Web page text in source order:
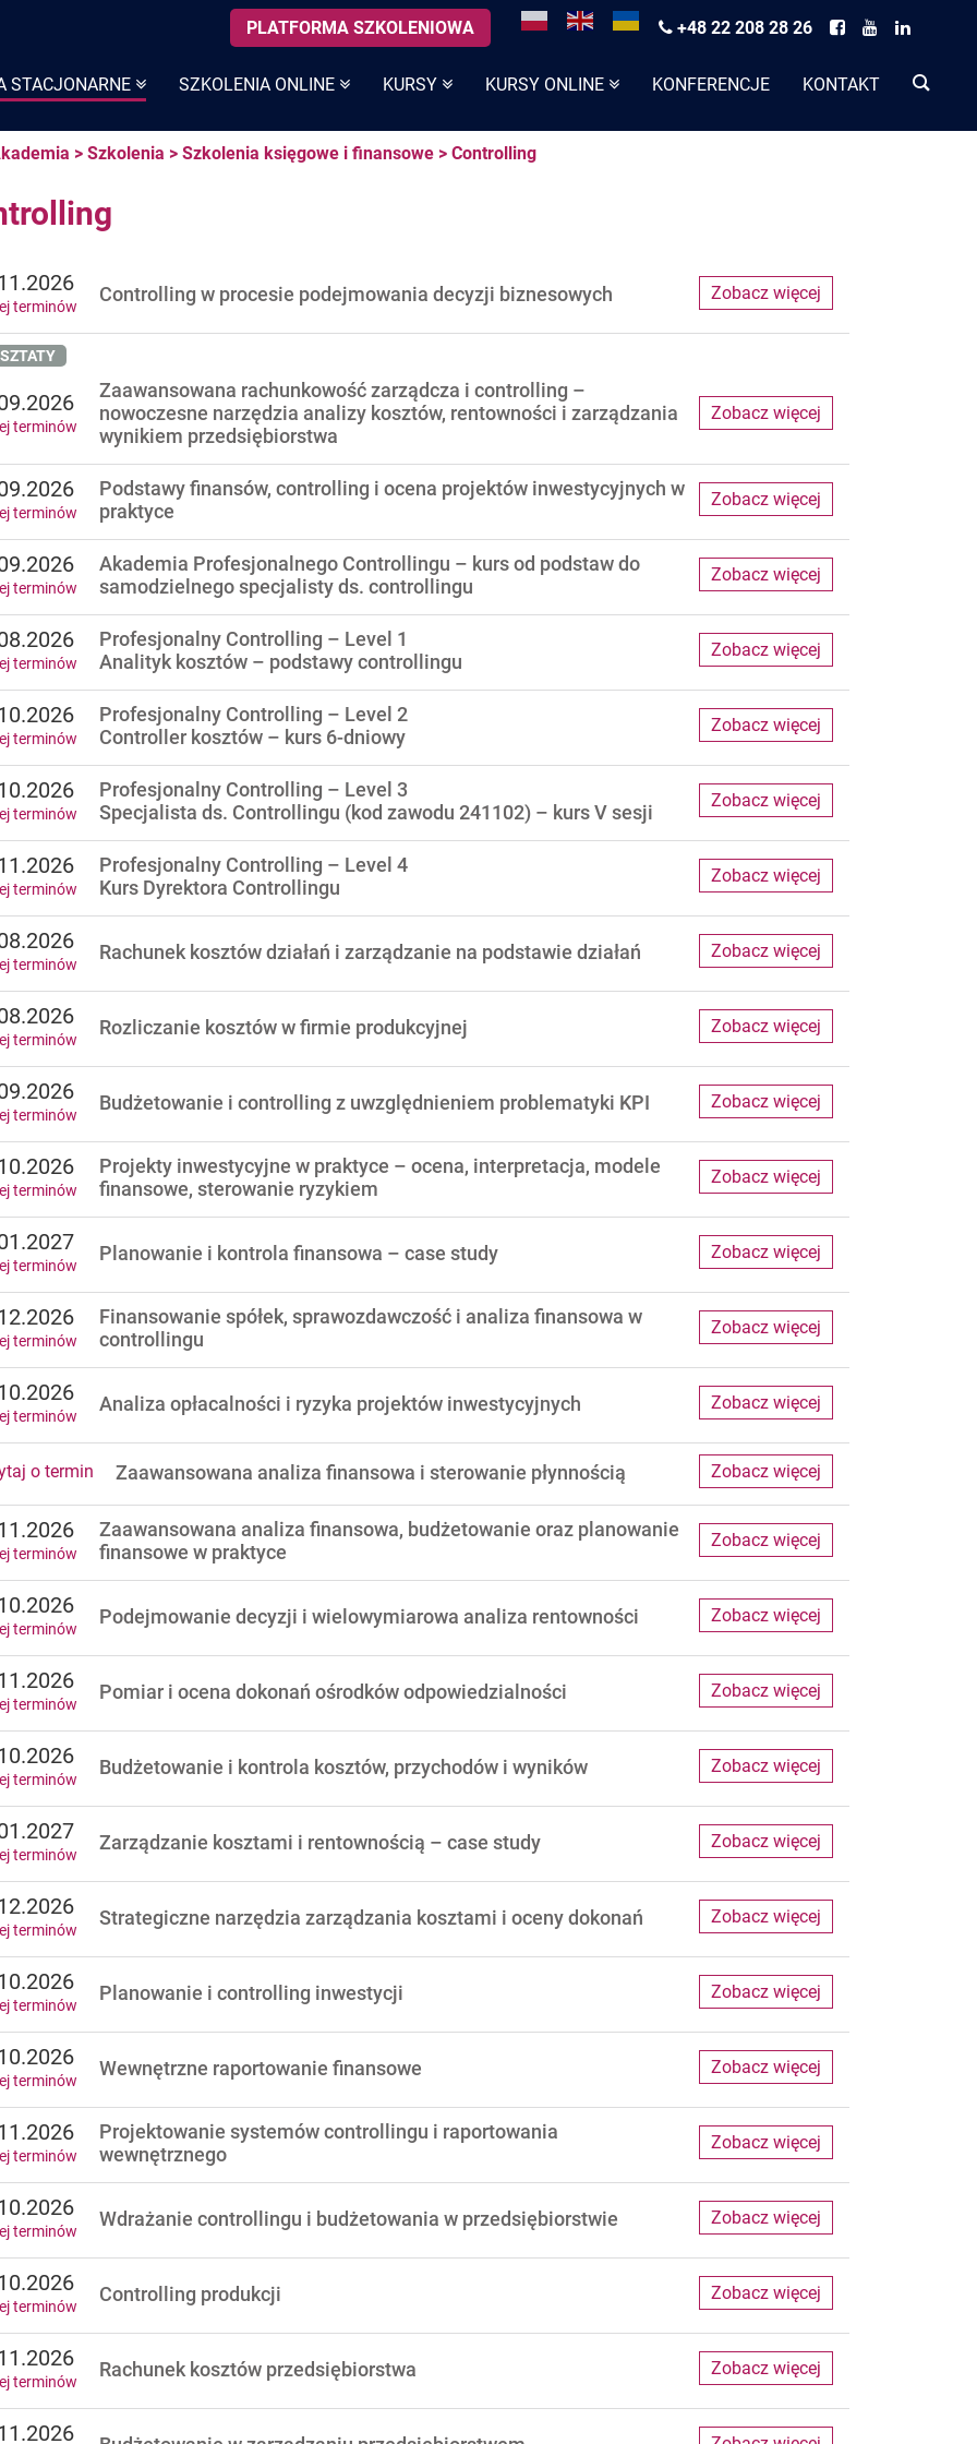
STACJONARNE SZKOLENIA ONLINE KURSY KURSY ONLINE KONFERENCJE KONTAKT
PLATFORMA SZKOLENIOWA +48 22 208 28 26
> Szkolenia > Szkolenia księgowe i finansowe > Controlling
Zobacz więcej
Controlling w procesie podejmowania decyzji biznesowych
terminów
Zobacz więcej
Zaawansowana rachunkowość zarządcza i controlling –
nowoczesne narzędzia analizy kosztów, rentowności i zarządzania
wynikiem przedsiębiorstwa
terminów
Zobacz więcej
Podstawy finansów, controlling i ocena projektów inwestycyjnych w
praktyce
terminów
Zobacz więcej
Akademia Profesjonalnego Controllingu – kurs od podstaw do
samodzielnego specjalisty ds. controllingu
terminów
Zobacz więcej
Profesjonalny Controlling – Level 1
Analityk kosztów – podstawy controllingu
terminów
Zobacz więcej
Profesjonalny Controlling – Level 2
Controller kosztów – kurs 6-dniowy
terminów
Zobacz więcej
Profesjonalny Controlling – Level 3
Specjalista ds. Controllingu (kod zawodu 241102) – kurs V sesji
terminów
Zobacz więcej
Profesjonalny Controlling – Level 4
Kurs Dyrektora Controllingu
terminów
Zobacz więcej
Rachunek kosztów działań i zarządzanie na podstawie działań
terminów
Zobacz więcej
Rozliczanie kosztów w firmie produkcyjnej
terminów
Zobacz więcej
Budżetowanie i controlling z uwzględnieniem problematyki KPI
terminów
Zobacz więcej
Projekty inwestycyjne w praktyce – ocena, interpretacja, modele
finansowe, sterowanie ryzykiem
terminów
Zobacz więcej
Planowanie i kontrola finansowa – case study
terminów
Zobacz więcej
Finansowanie spółek, sprawozdawczość i analiza finansowa w
controllingu
terminów
Zobacz więcej
Analiza opłacalności i ryzyka projektów inwestycyjnych
terminów
Zobacz więcej
Zaawansowana analiza finansowa i sterowanie płynnością
o termin
Zobacz więcej
Zaawansowana analiza finansowa, budżetowanie oraz planowanie
finansowe w praktyce
terminów
Zobacz więcej
Podejmowanie decyzji i wielowymiarowa analiza rentowności
terminów
Zobacz więcej
Pomiar i ocena dokonań ośrodków odpowiedzialności
terminów
Zobacz więcej
Budżetowanie i kontrola kosztów, przychodów i wyników
terminów
Zobacz więcej
Zarządzanie kosztami i rentownością – case study
terminów
Zobacz więcej
Strategiczne narzędzia zarządzania kosztami i oceny dokonań
terminów
Zobacz więcej
Planowanie i controlling inwestycji
terminów
Zobacz więcej
Wewnętrzne raportowanie finansowe
terminów
Zobacz więcej
Projektowanie systemów controllingu i raportowania
wewnętrznego
terminów
Zobacz więcej
Wdrażanie controllingu i budżetowania w przedsiębiorstwie
terminów
Zobacz więcej
Controlling produkcji
terminów
Zobacz więcej
Rachunek kosztów przedsiębiorstwa
terminów